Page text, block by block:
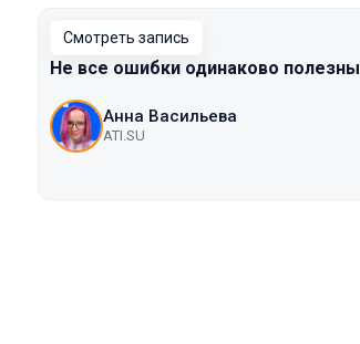
Смотреть запись
Не все ошибки одинаково полезны
Анна Васильева
ATI.SU